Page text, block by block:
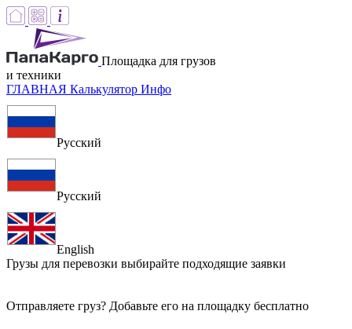
Площадка для грузов
и техники
ГЛАВНАЯ Калькулятор Инфо
Русский
Русский
English
Грузы для перевозки выбирайте подходящие заявки
Отправляете груз? Добавьте его на площадку бесплатно